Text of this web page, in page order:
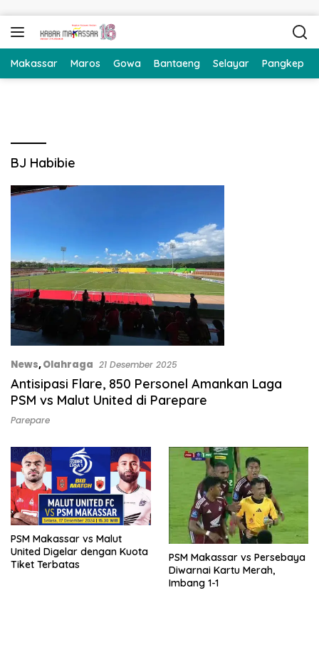
Makassar Maros Gowa Bantaeng Selayar Pangkep
BJ Habibie
News,Olahraga 21 Desember 2025
Antisipasi Flare, 850 Personel Amankan Laga
PSM vs Malut United di Parepare
Parepare
PSM Makassar vs Malut
United Digelar dengan Kuota
Tiket Terbatas
PSM Makassar vs Persebaya
Diwarnai Kartu Merah,
Imbang 1-1